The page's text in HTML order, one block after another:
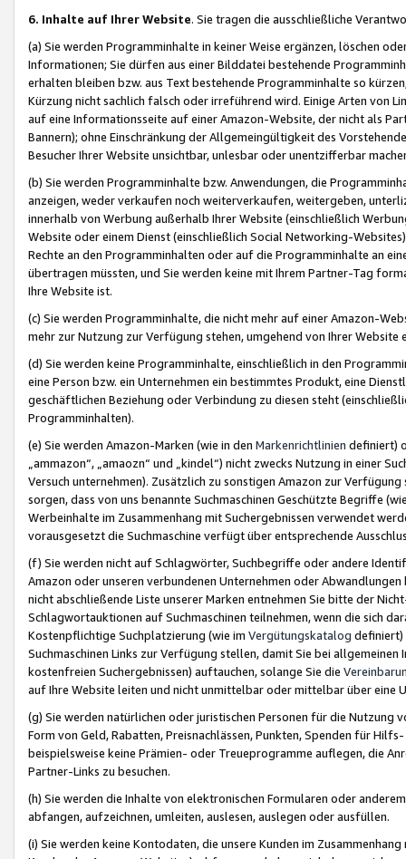
6. Inhalte auf Ihrer Website. Sie tragen die ausschließliche
(a) Sie werden Programminhalte in keiner Weise ergänzen, löschen
Informationen; Sie dürfen aus einer Bilddatei bestehende
erhalten bleiben bzw. aus Text bestehende Programminhalte so
Kürzung nicht sachlich falsch oder irreführend wird. Einige Arten von
auf eine Informationsseite auf einer Amazon-Website, der nicht als
Bannern); ohne Einschränkung der Allgemeingültigkeit des
Besucher Ihrer Website unsichtbar, unlesbar oder unentzifferbar
(b) Sie werden Programminhalte bzw. Anwendungen, die
anzeigen, weder verkaufen noch weiterverkaufen, weitergeben,
innerhalb von Werbung außerhalb Ihrer Website (einschließlich
Website oder einem Dienst (einschließlich Social Networking-
Rechte an den Programminhalten oder auf die Programminhalte an
übertragen müssten, und Sie werden keine mit Ihrem Partner-Tag
Ihre Website ist.
(c) Sie werden Programminhalte, die nicht mehr auf einer Amazon-
mehr zur Nutzung zur Verfügung stehen, umgehend von Ihrer
(d) Sie werden keine Programminhalte, einschließlich in den
eine Person bzw. ein Unternehmen ein bestimmtes Produkt, eine
geschäftlichen Beziehung oder Verbindung zu diesen steht
Programminhalten).
(e) Sie werden Amazon-Marken (wie in den Markenrichtlinien definiert)
„ammazon“, „amaozn“ und „kindel“) nicht zwecks Nutzung in einer
Versuch unternehmen). Zusätzlich zu sonstigen Amazon zur
sorgen, dass von uns benannte Suchmaschinen Geschützte Begriffe
Werbeinhalte im Zusammenhang mit Suchergebnissen verwendet
vorausgesetzt die Suchmaschine verfügt über entsprechende
(f) Sie werden nicht auf Schlagwörter, Suchbegriffe oder andere
Amazon oder unseren verbundenen Unternehmen oder
nicht abschließende Liste unserer Marken entnehmen Sie bitte der
Schlagwortauktionen auf Suchmaschinen teilnehmen, wenn die sich
Kostenpflichtige Suchplatzierung (wie im Vergütungskatalog definiert)
Suchmaschinen Links zur Verfügung stellen, damit Sie bei
kostenfreien Suchergebnissen) auftauchen, solange Sie die
auf Ihre Website leiten und nicht unmittelbar oder mittelbar über eine
(g) Sie werden natürlichen oder juristischen Personen für die Nutzung
Form von Geld, Rabatten, Preisnachlässen, Punkten, Spenden für
beispielsweise keine Prämien- oder Treueprogramme auflegen, die
Partner-Links zu besuchen.
(h) Sie werden die Inhalte von elektronischen Formularen oder
abfangen, aufzeichnen, umleiten, auslesen, auslegen oder ausfüllen.
(i) Sie werden keine Kontodaten, die unsere Kunden im